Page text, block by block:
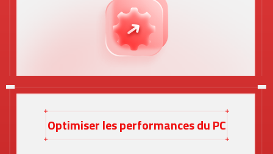
Optimiser les performances du PC